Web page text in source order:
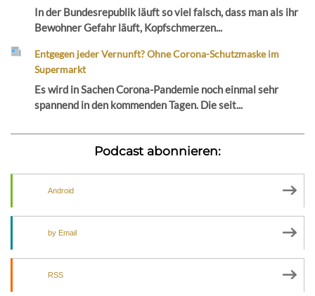
In der Bundesrepublik läuft so viel falsch, dass man als ihr
Bewohner Gefahr läuft, Kopfschmerzen...
Entgegen jeder Vernunft? Ohne Corona-Schutzmaske im
Supermarkt
Es wird in Sachen Corona-Pandemie noch einmal sehr
spannend in den kommenden Tagen. Die seit...
Podcast abonnieren:
Android
by Email
RSS